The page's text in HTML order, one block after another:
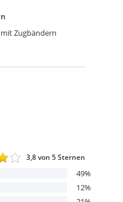
Zugbändern
3,8von 5 Sternen
49%
12%